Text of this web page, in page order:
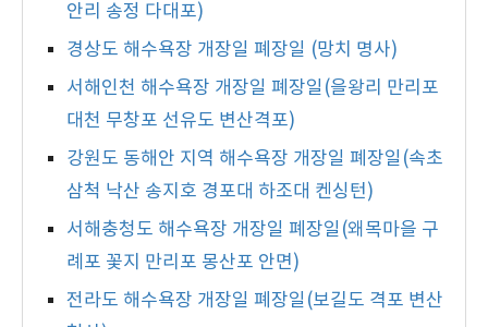
안리 송정 다대포)
경상도 해수욕장 개장일 폐장일 (망치 명사)
서해인천 해수욕장 개장일 폐장일(을왕리 만리포
대천 무창포 선유도 변산격포)
강원도 동해안 지역 해수욕장 개장일 폐장일(속초
삼척 낙산 송지호 경포대 하조대 켄싱턴)
서해충청도 해수욕장 개장일 폐장일(왜목마을 구
례포 꽃지 만리포 몽산포 안면)
전라도 해수욕장 개장일 폐장일(보길도 격포 변산